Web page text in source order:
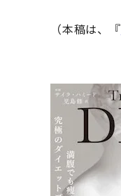
（本稿は、『